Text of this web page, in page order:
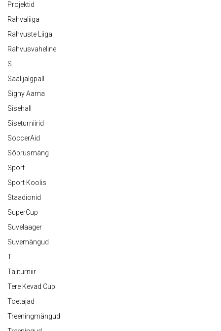
Projektid
Rahvaliiga
Rahvuste Liiga
Rahvusvaheline
S
Saalijalgpall
Signy Aarna
Sisehall
Siseturniirid
SoccerAid
Sõprusmäng
Sport
Sport Koolis
Staadionid
SuperCup
Suvelaager
Suvemängud
T
Taliturniir
Tere Kevad Cup
Toetajad
Treeningmängud